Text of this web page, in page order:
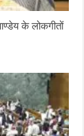
के लोकगीतों